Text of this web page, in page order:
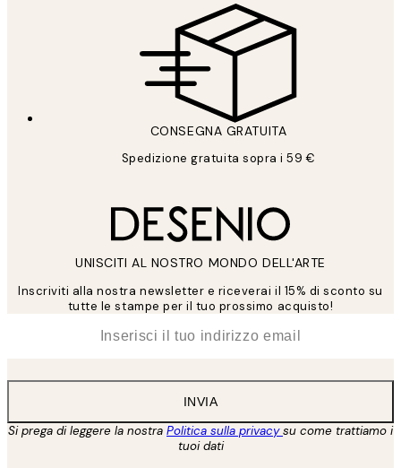
CONSEGNA GRATUITA
Spedizione gratuita sopra i 59 €
UNISCITI AL NOSTRO MONDO DELL'ARTE
Inscriviti alla nostra newsletter e riceverai il 15% di sconto su
tutte le stampe per il tuo prossimo acquisto!
INVIA
Si prega di leggere la nostra Politica sulla privacysu come trattiamo i
tuoi dati